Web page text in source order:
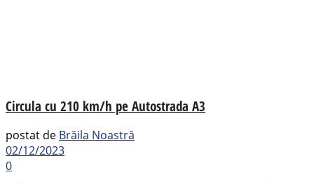
Circula cu 210 km/h pe Autostrada A3
postat de Brăila Noastră
02/12/2023
0